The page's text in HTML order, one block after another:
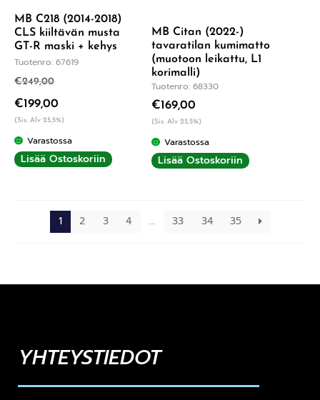
MB C218 (2014-2018)
CLS kiiltävän musta
GT-R maski + kehys
Tuotenro: 67619
€249,00
€199,00
(Sis. Alv 25,5%)
Varastossa
Lisää Ostoskoriin
MB Citan (2022-)
tavaratilan kumimatto
(muotoon leikattu, L1
korimalli)
Tuotenro: 68330
€169,00
(Sis. Alv 25,5%)
Varastossa
Lisää Ostoskoriin
1 2 3 4 … 33 34 35
YHTEYSTIEDOT